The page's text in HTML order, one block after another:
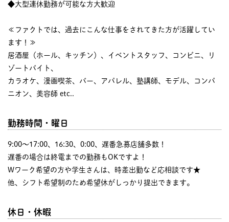
◆大型連休勤務が可能な方大歓迎
≪ファクトでは、過去にこんな仕事をされてきた方が活躍してい
ます！≫
居酒屋（ホール、キッチン）、イベントスタッフ、コンビニ、リ
ゾートバイト、
カラオケ、漫画喫茶、バー、アパレル、塾講師、モデル、コンパ
ニオン、美容師 etc..
勤務時間・曜日
9:00〜17:00、16:30、0:00、遅番急募店舗多数！
遅番の場合は終電までの勤務もOKですよ！
Wワーク希望の方や学生さんは、時差出勤など応相談です★
他、シフト希望制のため希望休がしっかり提出できます。
休日・休暇